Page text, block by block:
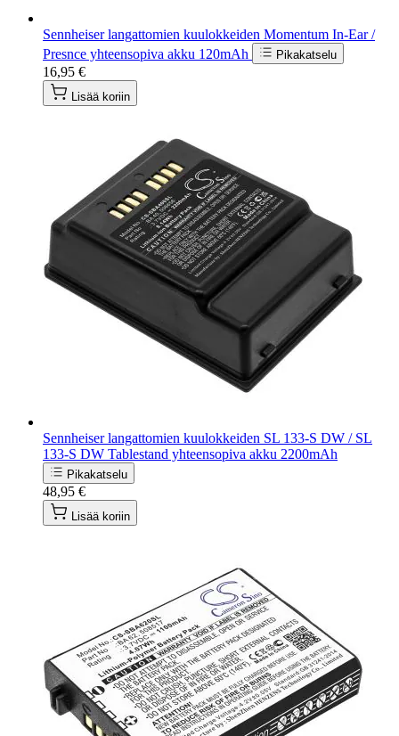
Sennheiser langattomien kuulokkeiden Momentum In-Ear /
Presnce yhteensopiva akku 120mAh
Pikakatselu
16,95 €
Lisää koriin
Sennheiser langattomien kuulokkeiden SL 133-S DW / SL
133-S DW Tablestand yhteensopiva akku 2200mAh
Pikakatselu
48,95 €
Lisää koriin